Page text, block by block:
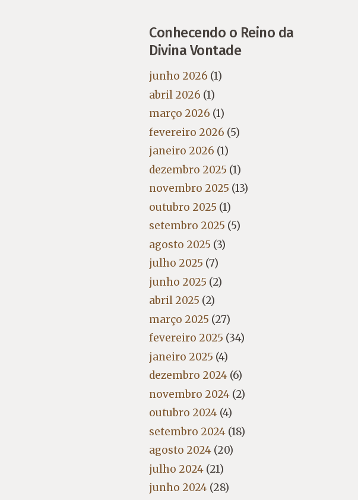
Conhecendo o Reino da
Divina Vontade
junho 2026 (1)
abril 2026 (1)
março 2026 (1)
fevereiro 2026 (5)
janeiro 2026 (1)
dezembro 2025 (1)
novembro 2025 (13)
outubro 2025 (1)
setembro 2025 (5)
agosto 2025 (3)
julho 2025 (7)
junho 2025 (2)
abril 2025 (2)
março 2025 (27)
fevereiro 2025 (34)
janeiro 2025 (4)
dezembro 2024(6)
novembro 2024(2)
outubro 2024(4)
setembro 2024(18)
agosto 2024(20)
julho 2024(21)
junho 2024(28)